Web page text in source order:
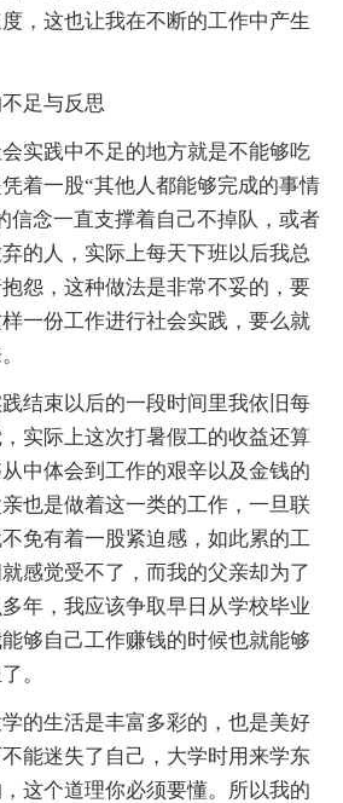
，这也让我在不断的工作中产生
足与反思
实践中不足的地方就是不能够吃
着一股“其他人都能够完成的事情
信念一直支撑着自己不掉队，或者
的人，实际上每天下班以后我总
怨，这种做法是非常不妥的，要
一份工作进行社会实践，要么就
结束以后的一段时间里我依旧每
实际上这次打暑假工的收益还算
中体会到工作的艰辛以及金钱的
也是做着这一类的工作，一旦联
免有着一股紧迫感，如此累的工
感觉受不了，而我的父亲却为了
年，我应该争取早日从学校毕业
够自己工作赚钱的时候也就能够
。
的生活是丰富多彩的，也是美好
能迷失了自己，大学时用来学东
这个道理你必须要懂。所以我的